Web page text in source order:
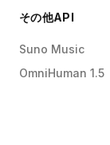
その他API
Suno Music
OmniHuman 1.5